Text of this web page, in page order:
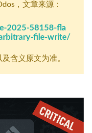
，文章来源：
2025-58158-fla
file-write/
含义原文为准。